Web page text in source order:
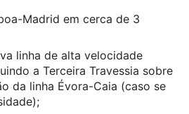
Madrid em cerca de 3
linha de alta velocidade
a Terceira Travessia sobre
da linha Évora-Caia (caso se